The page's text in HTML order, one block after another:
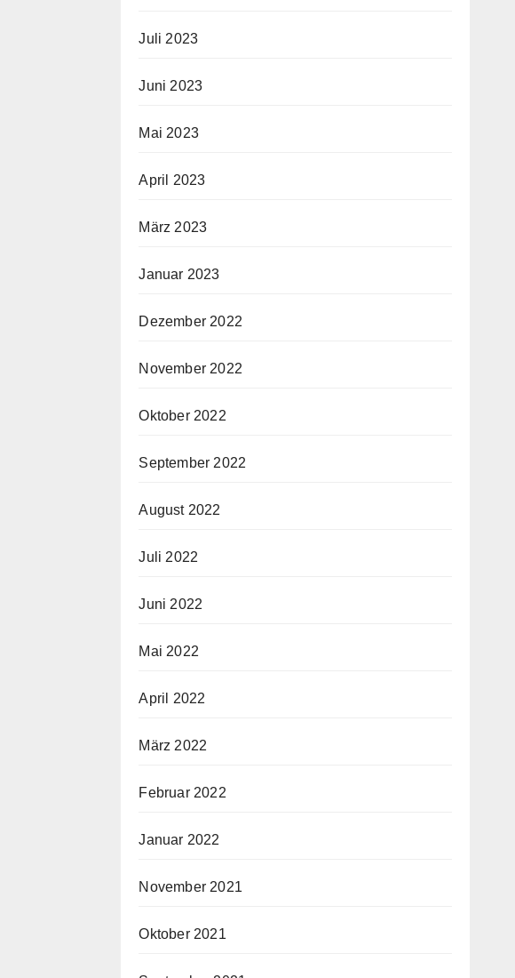
Juli 2023
Juni 2023
Mai 2023
April 2023
März 2023
Januar 2023
Dezember 2022
November 2022
Oktober 2022
September 2022
August 2022
Juli 2022
Juni 2022
Mai 2022
April 2022
März 2022
Februar 2022
Januar 2022
November 2021
Oktober 2021